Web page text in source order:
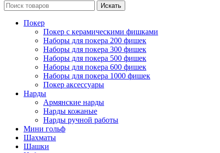
Искать
Покер
Покер с керамическими фишками
Наборы для покера 200 фишек
Наборы для покера 300 фишек
Наборы для покера 500 фишек
Наборы для покера 600 фишек
Наборы для покера 1000 фишек
Покер аксессуары
Нарды
Армянские нарды
Нарды кожаные
Нарды ручной работы
Мини гольф
Шахматы
Шашки